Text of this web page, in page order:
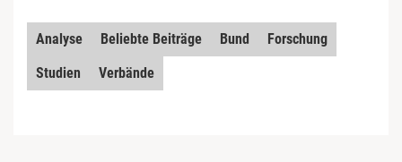
Analyse Beliebte Beiträge Bund
Forschung
Studien
Verbände